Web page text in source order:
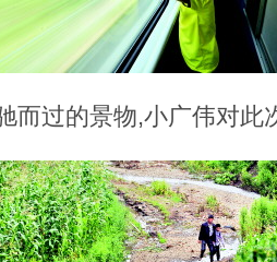
而过的景物,小广伟对此